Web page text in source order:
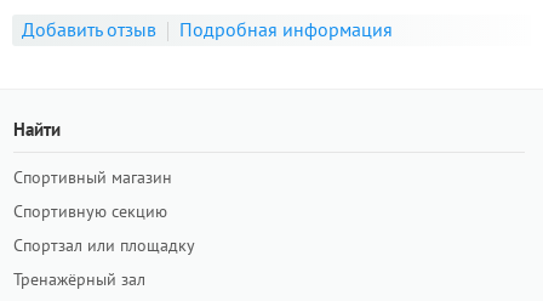
Добавить отзыв
Подробная информация
Найти
Спортивный магазин
Спортивную секцию
Спортзал или площадку
Тренажёрный зал